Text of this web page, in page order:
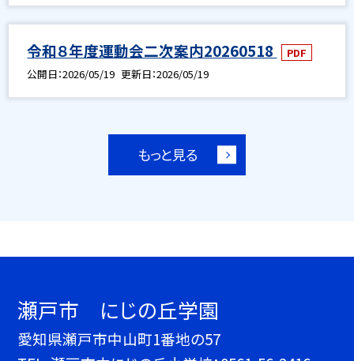
令和８年度運動会二次案内20260518
PDF
公開日 2026/05/19 更新日 2026/05/19
もっと見る
瀬戸市 にじの丘学園
愛知県瀬戸市中山町1番地の57